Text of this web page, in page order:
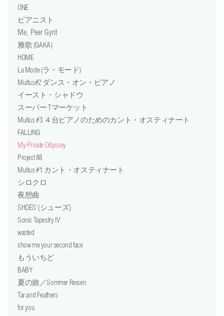
ONE
ピアニスト
Me, Peer Gynt
雅歌 (GAKA)
HOME
La Mode (ラ・モード)
Multus#2 ダンス・オン・ピアノ
イースト・シャドウ
スーパー Tマーケット
Multus #3 ４台ピアノのためのカント・オスティナート
FALLING
My Private Odyssey
Project 88
Multus #1 カント・オスティナート
シロクロ
夜想曲
SHOES’ (シューズ)
Sonic Tapestry IV
wasted
show me your second face
もういちど
BABY
夏の旅／Sommer Reisen
Tar and Feathers
for you